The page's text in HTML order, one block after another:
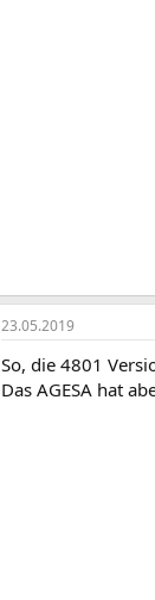
23.05.2019
So, die 4801
Das AGESA hat